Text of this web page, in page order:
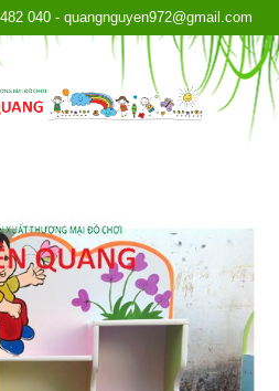
040 - quangnguyen972@gmail.com